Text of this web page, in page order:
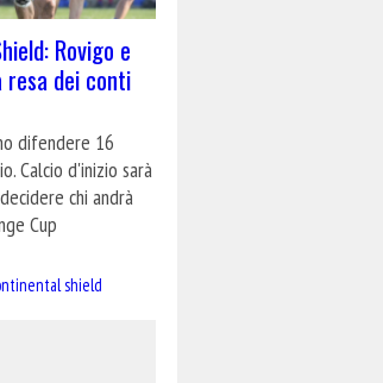
Rovigo e
resa dei conti
difendere 16
Calcio d'inizio sarà
chi andrà
Cup
shield